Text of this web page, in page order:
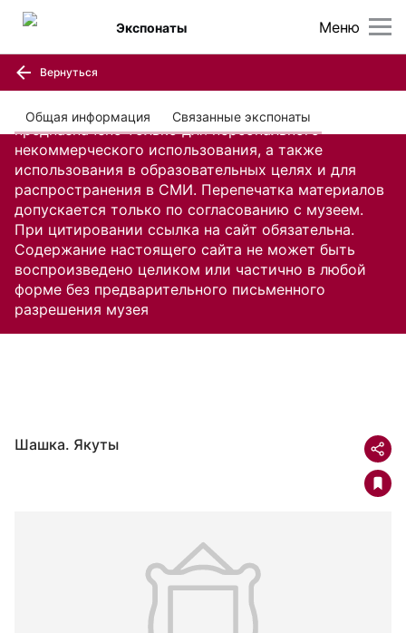
Содержание настоящего сайта, включая все
изображения и текстовую информацию,
предназначено только для персонального
некоммерческого использования, а также
использования в образовательных целях и для
распространения в СМИ. Перепечатка материалов
допускается только по согласованию с музеем.
При цитировании ссылка на сайт обязательна.
Содержание настоящего сайта не может быть
воспроизведено целиком или частично в любой
форме без предварительного письменного
разрешения музея
Меню
Экспонаты
Вернуться
Общая информация Связанные экспонаты
Шашка. Якуты